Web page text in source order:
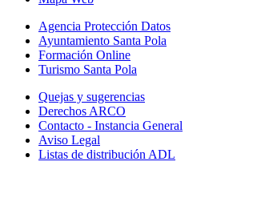
Agencia Protección Datos
Ayuntamiento Santa Pola
Formación Online
Turismo Santa Pola
Quejas y sugerencias
Derechos ARCO
Contacto - Instancia General
Aviso Legal
Listas de distribución ADL